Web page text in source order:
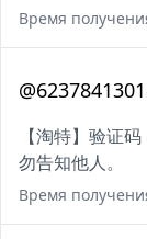
Время
【淘特】验证
勿告知他人。
Время